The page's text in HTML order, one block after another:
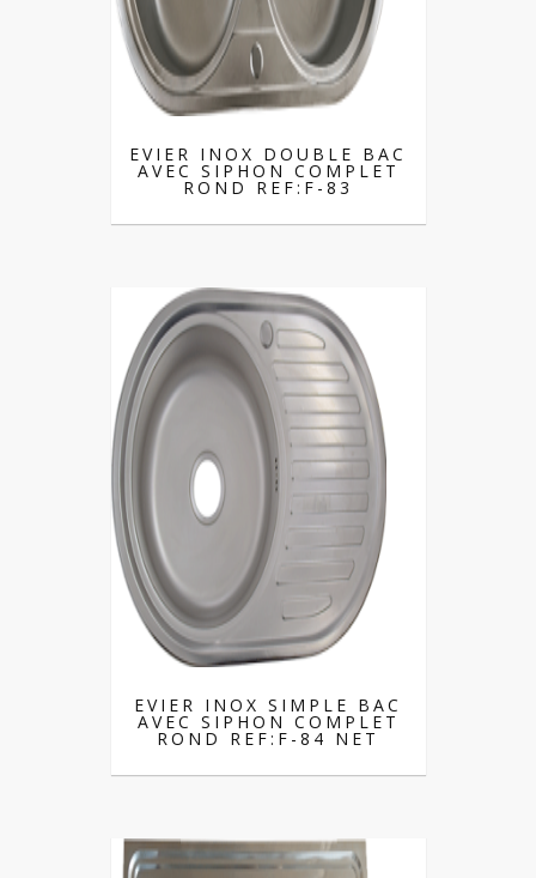
EVIER INOX DOUBLE BAC
AVEC SIPHON COMPLET
ROND REF:F-83
EVIER INOX SIMPLE BAC
AVEC SIPHON COMPLET
ROND REF:F-84 NET